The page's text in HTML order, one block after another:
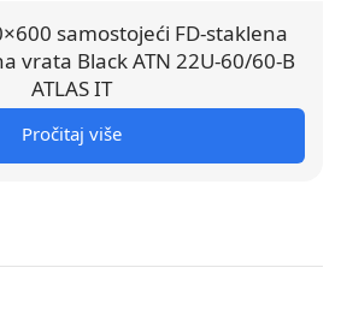
samostojeći FD-staklena
vrata Black ATN 22U-60/60-B
ATLAS IT
Pročitaj više